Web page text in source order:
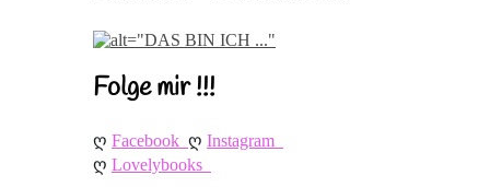
Folge mir !!!
ღ Facebook ღ Instagram
ღ Lovelybooks